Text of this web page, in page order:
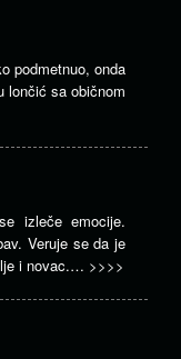
podmetnuo, onda
lončić sa običnom
izleče emocije.
Veruje se da je
i novac.… >>>>